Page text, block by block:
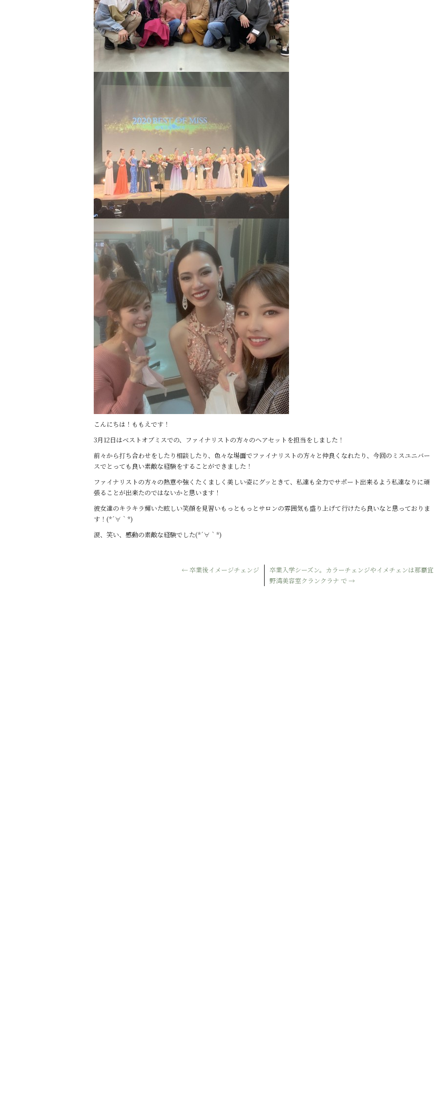
こんにちは！ももえです！
3月12日はベストオブミスでの、ファイナリストの方々のヘアセットを担当をしました！
前々から打ち合わせをしたり相談したり、色々な場面でファイナリストの方々と仲良くなれたり、今回のミスユニバー
スでとっても良い素敵な経験をすることができました！
ファイナリストの方々の熱意や強くたくましく美しい姿にグッときて、私達も全力でサポート出来るよう私達なりに頑
張ることが出来たのではないかと思います！
彼女達のキラキラ輝いた眩しい笑顔を見習いもっともっとサロンの雰囲気も盛り上げて行けたら良いなと思っておりま
す！(*´∀｀*)
涙、笑い、感動の素敵な経験でした(*´∀｀*)
←卒業後イメージチェンジ
卒業入学シーズン。カラーチェンジやイメチェンは那覇宜
野湾美容室クランクラナ で →